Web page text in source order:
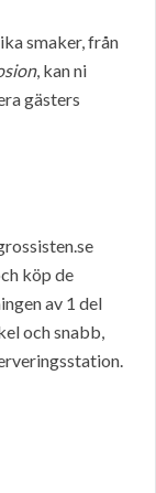
smaker, från
, kan ni
gästers
köp de
av 1 del
och snabb,